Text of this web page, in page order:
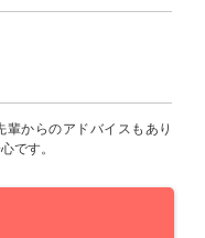
輩からのアドバイスもあり
です。